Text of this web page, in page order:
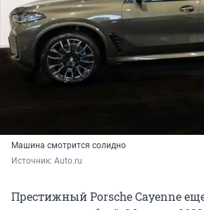
Машина смотрится солидно
Источник: Auto.ru
Престижный Porsche Cayenne